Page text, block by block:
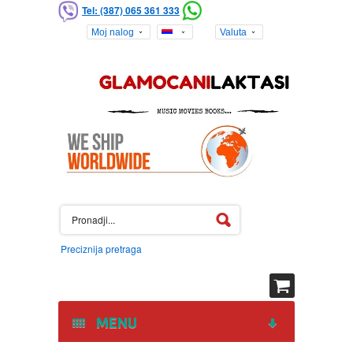
Tel: (387) 065 361 333
Moj nalog Valuta
Preciznija pretraga
MENU